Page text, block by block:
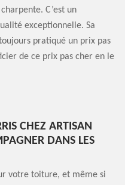
C’est un
exceptionnelle. Sa
pratiqué un prix pas
de ce prix pas cher en le
CHEZ ARTISAN
DANS LES
votre toiture, et même si